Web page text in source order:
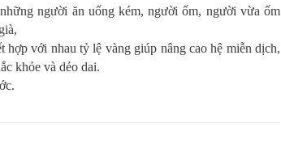
người ăn uống kém, người ốm, người vừa ốm
với nhau tỷ lệ vàng giúp nâng cao hệ miễn dịch,
khỏe và dẻo dai.